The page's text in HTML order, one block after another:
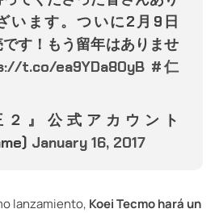
います。ついに2月9日
です！もう留年はありませ
t.co/ea9YDa80yB #仁
』公式アカウント
January 16, 2017
lanzamiento, Koei Tecmo hará un